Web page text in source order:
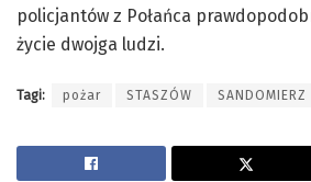
policjantów z Połańca
życie dwojga ludzi.
Tagi: pożar STASZÓW SANDOMIERZ